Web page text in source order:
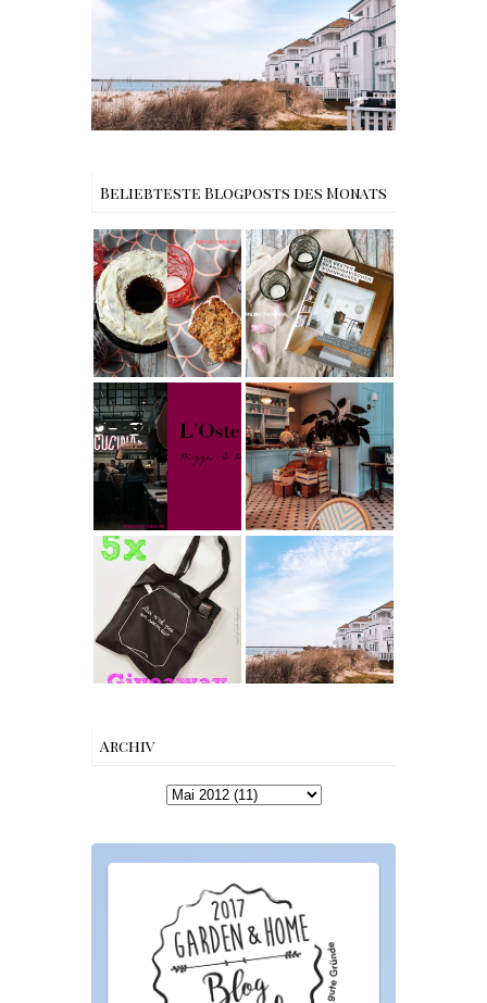
Reisen - Schleiregion
Beliebteste Blogposts des Monats
Rezept |
Weltbester
Carrot Cake
mit Cream
Cheese
Frosting nach
Cynthia
Barcomi –
einfach &
saftig
Buchtipps - Die
besten
Skandinavische
n Wohnhäuser |
The Nina
Edition
My Berlin -
L'Osteria | The
Nina Edition
Berlin | Café
L’Berg –
Französischer
Charme mitten
in Berlin-
Wilmersdorf
[gives away]
Limitierte
Tote-Bag
Edition von
Esther
Perbandt
Reisen -
Schleiregion
Archiv